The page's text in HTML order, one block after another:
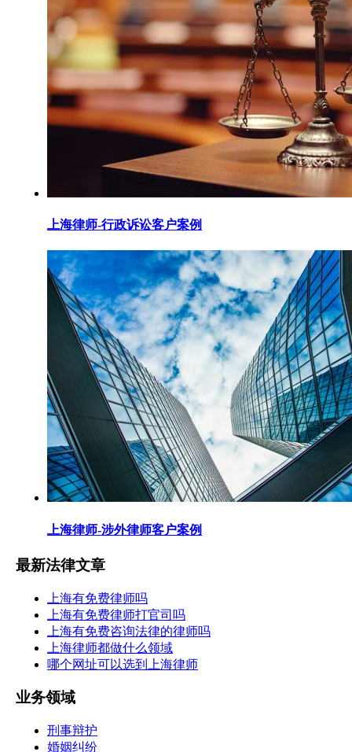
上海律师-行政诉讼客户案例
上海律师-涉外律师客户案例
最新法律文章
上海有免费律师吗
上海有免费律师打官司吗
上海有免费咨询法律的律师吗
上海律师都做什么领域
哪个网址可以选到上海律师
业务领域
刑事辩护
婚姻纠纷